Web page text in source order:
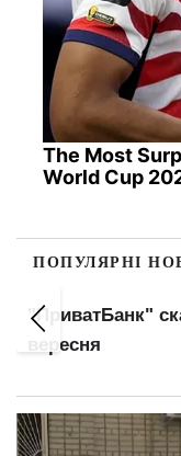
The Most
World Cup
ПОПУЛЯРНІ
"ПриватБанк"
вересня